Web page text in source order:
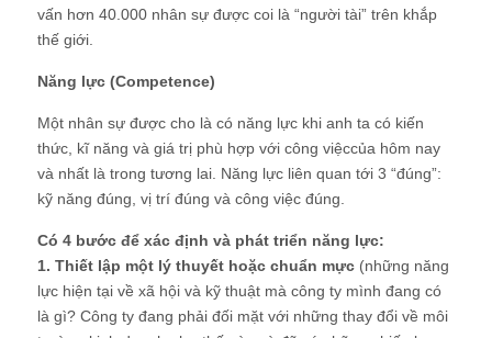
vấn hơn 40.000 nhân sự được coi là “người tài” trên khắp
thế giới.
Năng lực (Competence)
Một nhân sự được cho là có năng lực khi anh ta có kiến
thức, kĩ năng và giá trị phù hợp với công việccủa hôm nay
và nhất là trong tương lai. Năng lực liên quan tới 3 “đúng”:
kỹ năng đúng, vị trí đúng và công việc đúng.
Có 4 bước để xác định và phát triển năng lực:
1. Thiết lập một lý thuyết hoặc chuẩn mực (những năng
lực hiện tại về xã hội và kỹ thuật mà công ty mình đang có
là gì? Công ty đang phải đối mặt với những thay đổi về môi